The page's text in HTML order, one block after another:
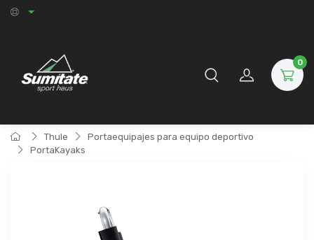
0
Thule
Portaequipajes para equipo deportivo
PortaKayaks